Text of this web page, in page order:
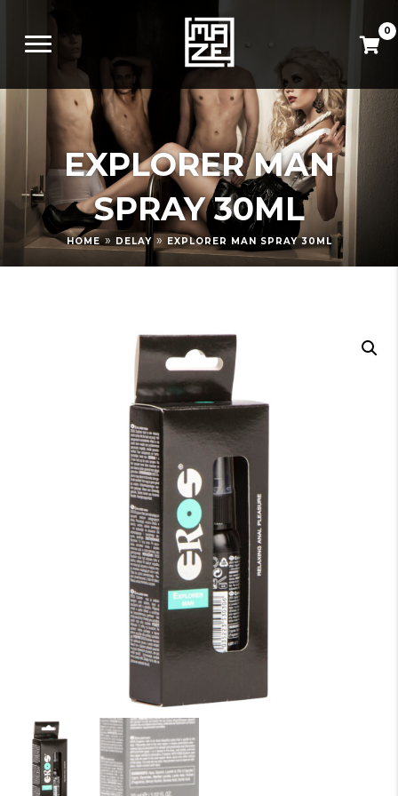
0
EXPLORER MAN
SPRAY 30ML
HOME » DELAY » EXPLORER MAN SPRAY 30ML